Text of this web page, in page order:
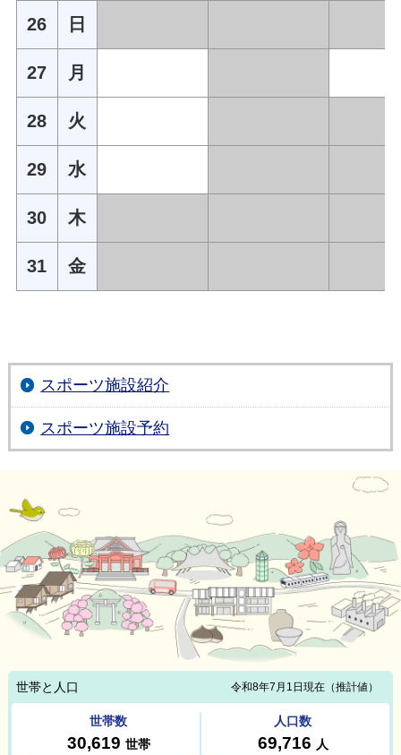
26 日
27 月
28 火
29 水
30 木
31 金
スポーツ施設紹介
スポーツ施設予約